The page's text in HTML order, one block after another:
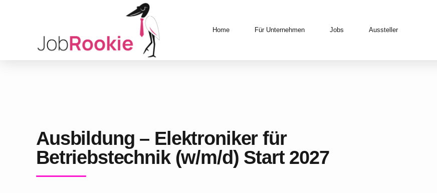
Home Für Unternehmen Jobs Aussteller
Ausbildung – Elektroniker für
Betriebstechnik (w/m/d) Start 2027